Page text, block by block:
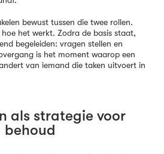
bewust tussen die twee rollen.
het werkt. Zodra de basis staat,
begeleiden: vragen stellen en
is het moment waarop een
van iemand die taken uitvoert in
als strategie voor
behoud